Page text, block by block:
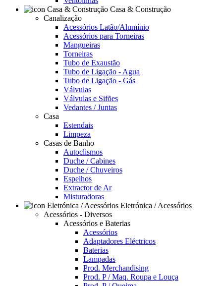
Casa & Construção
Canalização
Acessórios Latão/Alumínio
Acessórios para Torneiras
Mangueiras
Torneiras
Tubo de Exaustão
Tubo de Ligação - Agua
Tubo de Ligação - Gás
Válvulas
Válvulas e Sifões
Vedantes / Juntas
Casa
Estendais
Limpeza
Casas de Banho
Autoclismos
Duche / Cabines
Duche / Chuveiros
Espelhos
Extractor de Ar
Misturadoras
Eletrónica / Acessórios
Acessórios - Diversos
Acessórios e Baterias
Acessórios
Adaptadores Eléctricos
Baterias
Lampadas
Prod. Merchandising
Prod. P / Maq. Roupa e Louça